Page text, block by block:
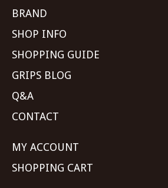
BRAND
SHOP INFO
SHOPPING GUIDE
GRIPS BLOG
Q&A
CONTACT
MY ACCOUNT
SHOPPING CART